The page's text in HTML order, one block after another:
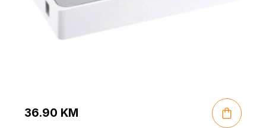
36.90 KM